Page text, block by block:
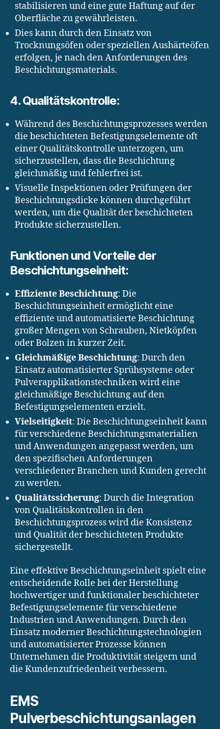
stabilisieren und eine gute Haftung auf der
Oberfläche zu gewährleisten.
Dies kann durch den Einsatz von
Trocknungsöfen oder speziellen Aushärteöfen
erfolgen, je nach den Anforderungen des
Beschichtungsmaterials.
4. Qualitätskontrolle:
Während des Beschichtungsprozesses werden
die beschichteten Befestigungselemente oft
einer Qualitätskontrolle unterzogen, um
sicherzustellen, dass die Beschichtung
gleichmäßig und fehlerfrei ist.
Visuelle Inspektionen oder Prüfungen der
Beschichtungsdicke können durchgeführt
werden, um die Qualität der beschichteten
Produkte sicherzustellen.
Funktionen und Vorteile der
Beschichtungseinheit:
Effiziente Beschichtung: Die
Beschichtungseinheit ermöglicht eine
effiziente und automatisierte Beschichtung
großer Mengen von Schrauben, Nietköpfen
oder Bolzen in kurzer Zeit.
Gleichmäßige Beschichtung: Durch den
Einsatz automatisierter Sprühsysteme oder
Pulverapplikationstechniken wird eine
gleichmäßige Beschichtung auf den
Befestigungselementen erzielt.
Vielseitigkeit: Die Beschichtungseinheit kann
für verschiedene Beschichtungsmaterialien
und Anwendungen angepasst werden, um
den spezifischen Anforderungen
verschiedener Branchen und Kunden gerecht
zu werden.
Qualitätssicherung: Durch die Integration
von Qualitätskontrollen in den
Beschichtungsprozess wird die Konsistenz
und Qualität der beschichteten Produkte
sichergestellt.
Eine effektive Beschichtungseinheit spielt eine
entscheidende Rolle bei der Herstellung
hochwertiger und funktionaler beschichteter
Befestigungselemente für verschiedene
Industrien und Anwendungen. Durch den
Einsatz moderner Beschichtungstechnologien
und automatisierter Prozesse können
Unternehmen die Produktivität steigern und
die Kundenzufriedenheit verbessern.
EMS
Pulverbeschichtungsanlagen